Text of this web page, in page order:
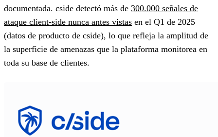
documentada. cside detectó más de 300.000 señales de
ataque client-side nunca antes vistas en el Q1 de 2025
(datos de producto de cside), lo que refleja la amplitud de
la superficie de amenazas que la plataforma monitorea en
toda su base de clientes.